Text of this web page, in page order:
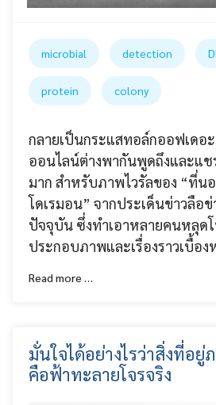
microbial detection DL
protein colony
กลายเป็นกระแสทอล์กออฟเดอ
ออนไลน์ต่างพากันพูดถึงและแ
มาก สำหรับภาพไวรัลของ “ที่
โดเรมอน” จากประเด็นข่าวลือ
ปัจจุบัน ซึ่งทำเอาหลายคนหลุด
ประกอบภาพและเรื่องราวเบื้อง
Read more …
มั่นใจได้อย่างไรว่าสิ่งที่อ
คือฟ้าทะลายโจรจริง